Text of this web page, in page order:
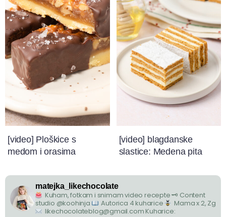
[video] Ploškice s
medom i orasima
[video] blagdanske
slastice: Medena pita
matejka_likechocolate
Kuham, fotkam i snimam video recepte🗝 Content
studio @koohinja
Autorica 4 kuharice
Mama x 2, Zg
likechocolateblog@gmail.com Kuharice: